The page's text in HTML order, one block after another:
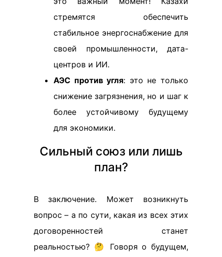
стремятся обеспечить
стабильное энергоснабжение для
своей промышленности, дата-
центров и ИИ.
АЭС против угля: это не только
снижение загрязнения, но и шаг к
более устойчивому будущему
для экономики.
Сильный союз или лишь
план?
В заключение. Может возникнуть
вопрос – а по сути, какая из всех этих
договоренностей станет
реальностью? 🤔 Говоря о будущем,